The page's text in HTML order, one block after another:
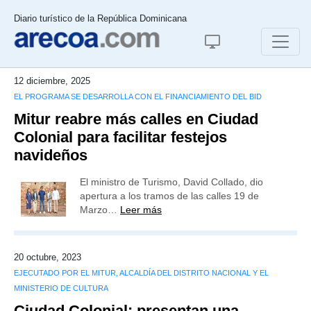
Diario turístico de la República Dominicana
12 diciembre, 2025
EL PROGRAMA SE DESARROLLA CON EL FINANCIAMIENTO DEL BID
Mitur reabre más calles en Ciudad
Colonial para facilitar festejos
navideños
El ministro de Turismo, David Collado, dio
apertura a los tramos de las calles 19 de
Marzo… Leer más
20 octubre, 2023
EJECUTADO POR EL MITUR, ALCALDÍA DEL DISTRITO NACIONAL Y EL
MINISTERIO DE CULTURA